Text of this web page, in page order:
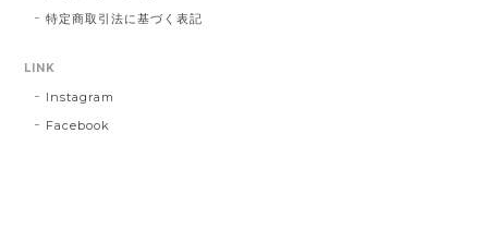
特定商取引法に基づく表記
LINK
Instagram
Facebook